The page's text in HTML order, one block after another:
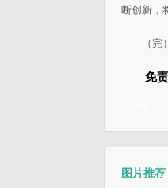
断创新，
（完）
免
图片推荐